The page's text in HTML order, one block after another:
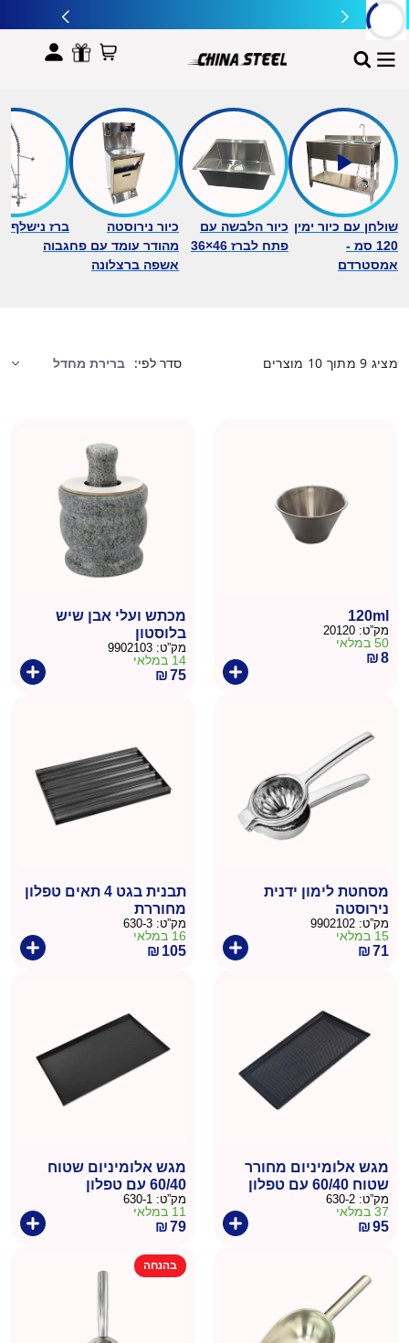
לתוכן
שולחן עם כיור ימין
120 סמ -
אמסטרדם
כיור הלבשה עם
פתח לברז 46×36
כיור נירוסטה
מהודר עומד עם פח
אשפה ברצלונה
ברז נישלף
גבוה
מציג 9מתוך 10מוצרים סדר לפי:
120ml
מק”ט: 20120
50 במלאי
₪8
מכתש ועלי אבן שיש
בלוסטון
מק”ט: 9902103
14 במלאי
₪75
מסחטת לימון ידנית
נירוסטה
מק”ט: 9902102
15 במלאי
₪71
תבנית בגט 4 תאים טפלון
מחוררת
מק”ט: 630-3
16 במלאי
₪ 105
מגש אלומיניום מחורר
שטוח 60/40 עם טפלון
מק”ט: 630-2
37 במלאי
₪95
מגש אלומיניום שטוח
60/40 עם טפלון
מק”ט: 630-1
11 במלאי
₪79
בהנחה